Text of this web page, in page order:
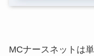
MCナースネットは